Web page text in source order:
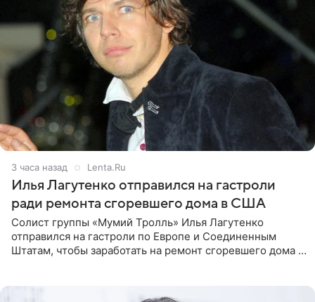
3 часа назад Lenta.Ru
Илья Лагутенко отправился на гастроли
ради ремонта сгоревшего дома в США
Солист группы «Мумий Тролль» Илья Лагутенко
отправился на гастроли по Европе и Соединенным
Штатам, чтобы заработать на ремонт сгоревшего дома в